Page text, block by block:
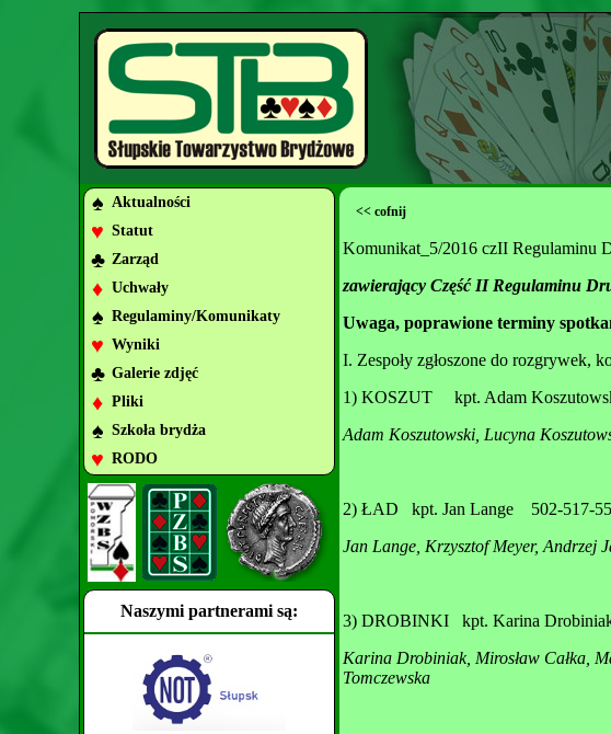
♠ Aktualności
♥ Statut
♣ Zarząd
♦ Uchwały
♠ Regulaminy/Komunikaty
♥ Wyniki
♣ Galerie zdjęć
♦ Pliki
♠ Szkoła brydża
♥ RODO
Naszymi partnerami są:
<< cofnij
Komunikat_5/2016 czII Regulaminu
zawierający Część II Regulaminu
Uwaga, poprawione terminy
I. Zespoły zgłoszone do rozgrywek,
1) KOSZUT kpt. Adam
Adam Koszutowski, Lucyna
2) ŁAD kpt. Jan Lange 502-517-
Jan Lange, Krzysztof Meyer, Andrzej
3) DROBINKI kpt. Karina
Karina Drobiniak, Mirosław Całka,
Tomczewska